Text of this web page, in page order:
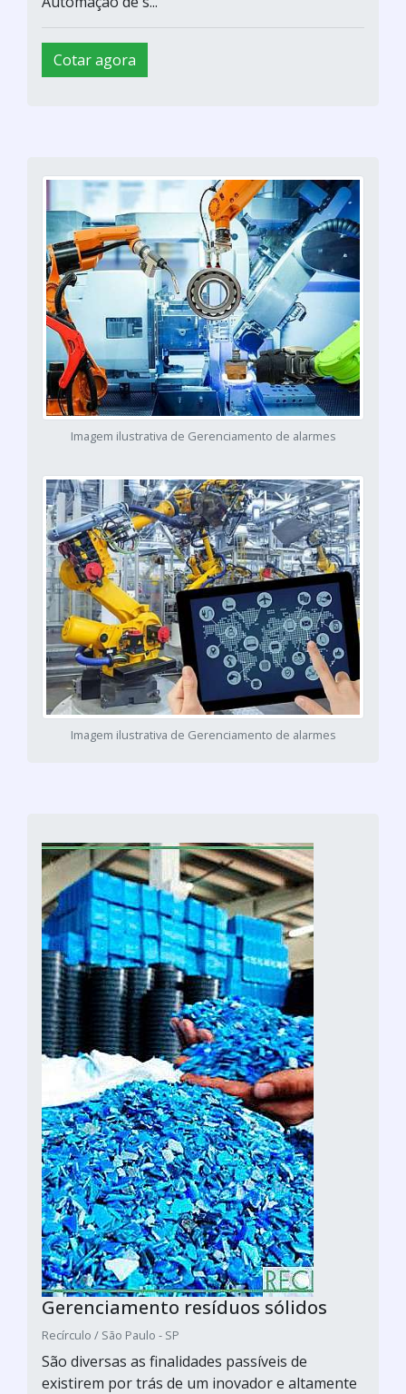
Cotar agora
Imagem ilustrativa de Gerenciamento de alarmes
Imagem ilustrativa de Gerenciamento de alarmes
Gerenciamento resíduos sólidos
Recírculo / São Paulo - SP
São diversas as finalidades passíveis de
existirem por trás de um inovador e altamente